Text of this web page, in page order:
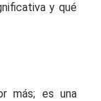
y qué
más; es una